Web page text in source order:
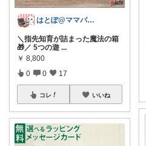
はとぽ@ママパパの神育児グッズ✨
＼指先知育が詰まった魔法の箱
🎁／ 5つの遊 ...
￥ 8,800
0 0 17
コレ いいね